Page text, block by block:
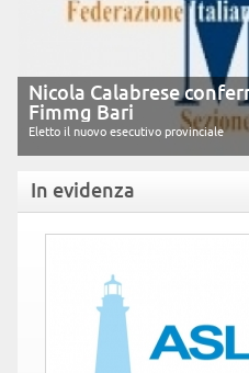
Nicola Calabrese
Fimmg Bari
Eletto il nuovo esecutivo provinciale
In evidenza